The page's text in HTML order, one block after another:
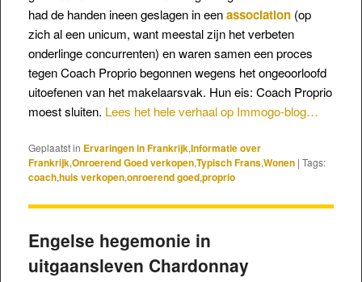
had de handen ineen geslagen in eenassociation(op
zich al een unicum, want meestal zijn het verbeten
onderlinge concurrenten) en waren samen een proces
tegen Coach Proprio begonnen wegens het ongeoorloofd
uitoefenen van het makelaarsvak. Hun eis: Coach Proprio
moest sluiten. Lees het hele verhaal op Immogo-blog…
Geplaatst in Ervaringen in Frankrijk,Informatie over
Frankrijk,Onroerend Goed verkopen,Typisch Frans,Wonen | Tags:
coach,huis verkopen,onroerend goed,proprio
Engelse hegemonie in
uitgaansleven Chardonnay